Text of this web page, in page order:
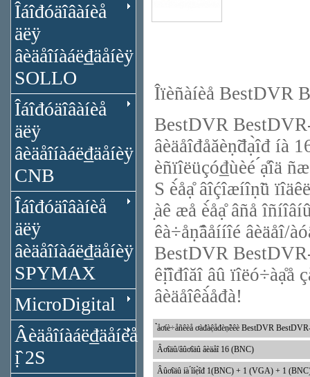
Îáîđóäîâàíèå
äëÿ
âèäåîíàáë₫äåíèÿ
SOLLO
Îáîđóäîâàíèå
äëÿ
âèäåîíàáë₫äåíèÿ
CNB
Îáîđóäîâàíèå
äëÿ
âèäåîíàáë₫äåíèÿ
SPYMAX
MicroDigital
Âèäåîíàáë₫äåíèå
ị̂ 2S
Îïèñàíèå BestDVR
BestDVR
âèäåîđåăèṇ̃đạ̀îđ íà
èñïîëüçó₫ùèé ́ạ̊îä
S è́åạ̊ âîḉîæíîṇ̃ü
̣àê æå è́åạ̊ âñå
êà÷åṇ̃âåííîé âèäåî/
BestDVR
êị̂îđîăî âû ïîëó÷àạ̊å
âèäåîêà́åđà!
̉åơíè÷åñêèå ơàđàệåđèṇ̃èêè BestDVR
Âơîäû/âûơîäû âèäåî 16 (BNC)
Âûơîäû íà ́îíẹ̀îđ 1(BNC) + 1 (VGA) + 1